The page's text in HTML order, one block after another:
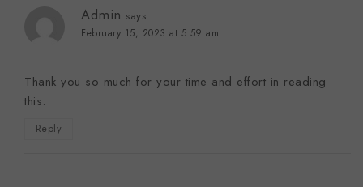
Admin says:
February 15, 2023 at 5:59 am
Thank you so much for your time and effort in reading
this.
Reply